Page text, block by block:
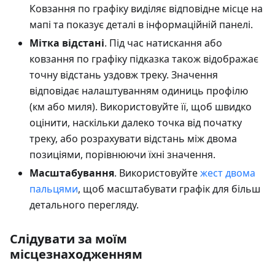
Ковзання по графіку виділяє відповідне місце на
мапі та показує деталі в інформаційній панелі.
Мітка відстані. Під час натискання або
ковзання по графіку підказка також відображає
точну відстань уздовж треку. Значення
відповідає налаштуванням одиниць профілю
(км або миля). Використовуйте її, щоб швидко
оцінити, наскільки далеко точка від початку
треку, або розрахувати відстань між двома
позиціями, порівнюючи їхні значення.
Масштабування. Використовуйтежест двома
пальцями, щоб масштабувати графік для більш
детального перегляду.
Слідувати за моїм
місцезнаходженням